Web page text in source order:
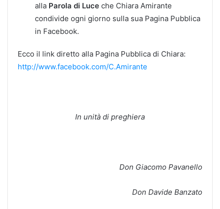
alla Parola di Luce che Chiara Amirante
condivide ogni giorno sulla sua Pagina Pubblica
in Facebook.
Ecco il link diretto alla Pagina Pubblica di Chiara:
http://www.facebook.com/C.Amirante
In unità di preghiera
Don Giacomo Pavanello
Don Davide Banzato